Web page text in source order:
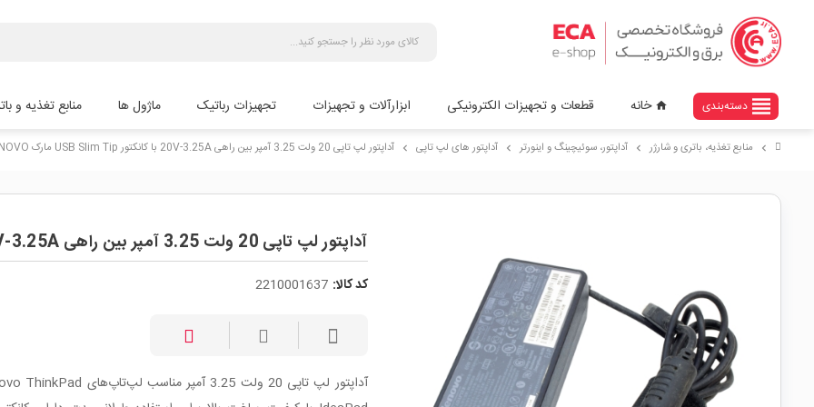
view_headline دسته‌بندی home خانه قطعات و تجهیزات الکترونیکی ابزارآلات و تجهیزات تجهیزات رباتیک ماژول ها منابع تغذیه و
chevron_right منابع تغذیه، باتری و شارژر chevron_right آداپتور، سوئیچینگ و اینورتر chevron_right آداپتور های لپ تاپی chevron_right آداپتور لپ تاپی 20 ولت 3.25 آمپر بین راهی 20V-3.25A با کانکتور USB Slim Tip مارک LENOVO
آداپتور لپ تاپی 20 ولت 3.25 آمپر بین راهی 20V-3.25A با کانکتور USB Slim Tip مارک LENOVO
کد کالا: 2210001637